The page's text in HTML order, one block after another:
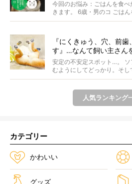
今回のお悩み：ごはんを食
きます。 6歳・男のコ ごは
に...
『にくきゅう、穴、前
す』…なんて飼い主さん
る寝相がコチラです。
安定の不安定スポット…。 ソ
むようにしてどっかり。そ
して...
人気ランキング
カテゴリー
かわいい
グッズ